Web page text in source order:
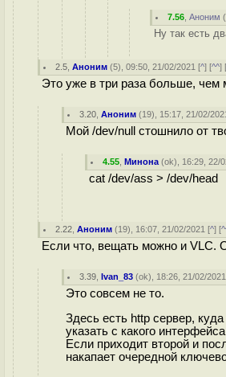
7.56 ,Аноним (
Ну так есть
2.5 ,Аноним (5), 09:50, 21/02/2021 [^] [^^]
Это уже в три раза больше, чем
3.20 ,Аноним (19), 15:17, 21/02/
Мой /dev/null стошнило от
4.55 ,Минона (ok), 16:29, 22/
cat /dev/ass > /dev/head
2.22 ,Аноним (19), 16:07, 21/02/2021 [^] [
Если что, вещать можно и VLC.
3.39 ,Ivan_83 (ok), 18:26, 21/02/
Это совсем не то.
Здесь есть http сервер,
указать с какого
Если приходит второй и
накапает очередной